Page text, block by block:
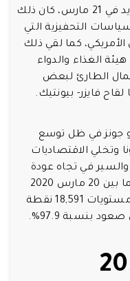
بدأ مؤشر داو جونز في رحلة صعود جديد في 21 مارس، كان ذلك
التحفيزية التي
الأمريكي، كما لقي ذلك
الغذاء والدواء
الطارئ لبعض
فايزر- بيونتيك.
لداو جونز في ظل توسع
الاقتصاديات
والسير في تجاه عودة
النشاط الاقتصادي إلى طبيعته. وفيما بين 20 مارس 2020
وحتى 4 يناير 2022 تحرك المؤشر من مستويات 18,591 نقطة